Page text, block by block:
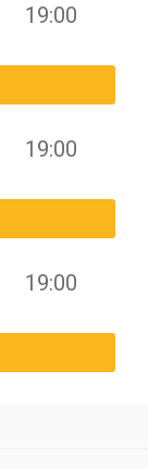
19:00
19:00
19:00